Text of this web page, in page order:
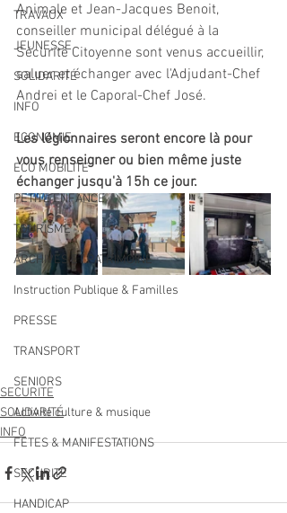
TRAVAUX
JEUNESSE
SOLIDARITÉ
INFO
ECONOMIE
ECO MOBILITE
PETITE ENFANCE
TOURISME
ARCHIVES ET PATRIMOINE
Instruction Publique & Familles
PRESSE
TRANSPORT
SENIORS
Activité culture & musique
FETES & MANIFESTATIONS
SECURITE
HANDICAP
Animale et Jean-Jacques Benoit,
conseiller municipal délégué à la
Sécurité Citoyenne sont venus accueillir,
saluer et échanger avec l'Adjudant-Chef
Andrei et le Caporal-Chef José.
Les légionnaires seront encore là pour
vous renseigner ou bien même juste
échanger jusqu'à 15h ce jour.
SECURITE
SOLIDARITÉ
INFO